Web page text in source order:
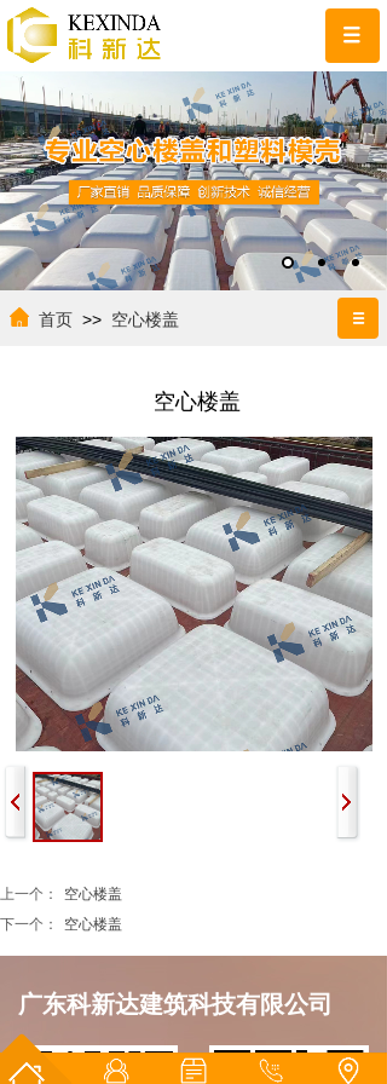
首页 >> 空心楼盖
空心楼盖
上一个：
空心楼盖
下一个：
空心楼盖
广东科新达建筑科技有限公司